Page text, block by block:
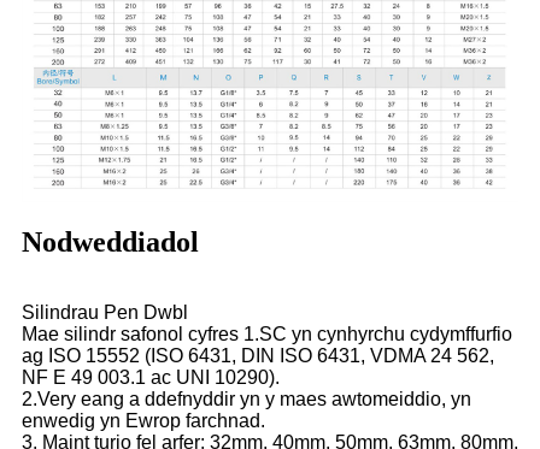
Nodweddiadol
Silindrau Pen Dwbl
Mae silindr safonol cyfres 1.SC yn cynhyrchu cydymffurfio
ag ISO 15552 (ISO 6431, DIN ISO 6431, VDMA 24 562,
NF E 49 003.1 ac UNI 10290).
2.Very eang a ddefnyddir yn y maes awtomeiddio, yn
enwedig yn Ewrop farchnad.
3. Maint turio fel arfer: 32mm, 40mm, 50mm, 63mm, 80mm,